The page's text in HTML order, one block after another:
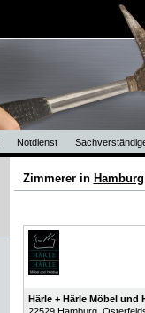
Notdienst
Zimmerer in Hamburg
Härle + Härle Möbel und